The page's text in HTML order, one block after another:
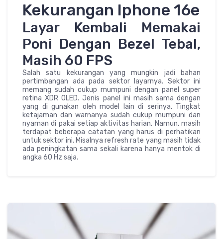
Kekurangan Iphone 16e
Layar Kembali Memakai
Poni Dengan Bezel Tebal,
Masih 60 FPS
Salah satu kekurangan yang mungkin jadi bahan
pertimbangan ada pada sektor layarnya. Sektor ini
memang sudah cukup mumpuni dengan panel super
retina XDR OLED. Jenis panel ini masih sama dengan
yang di gunakan oleh model lain di serinya. Tingkat
ketajaman dan warnanya sudah cukup mumpuni dan
nyaman di pakai setiap aktivitas harian. Namun, masih
terdapat beberapa catatan yang harus di perhatikan
untuk sektor ini. Misalnya refresh rate yang masih tidak
ada peningkatan sama sekali karena hanya mentok di
angka 60 Hz saja.